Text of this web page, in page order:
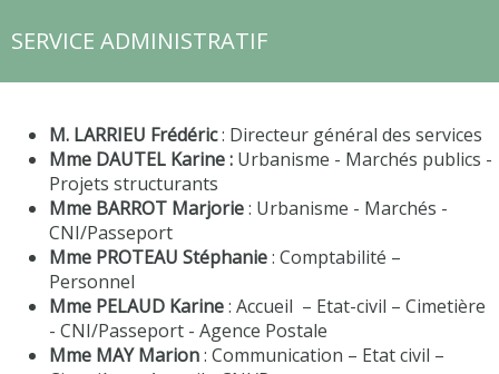
SERVICE ADMINISTRATIF
M. LARRIEU Frédéric: Directeur général des services
Mme DAUTEL Karine : Urbanisme - Marchés publics -
Projets structurants
Mme BARROT Marjorie: Urbanisme - Marchés -
CNI/Passeport
Mme PROTEAU Stéphanie: Comptabilité –
Personnel
Mme PELAUD Karine: Accueil – Etat-civil – Cimetière
- CNI/Passeport - Agence Postale
Mme MAY Marion: Communication – Etat civil –